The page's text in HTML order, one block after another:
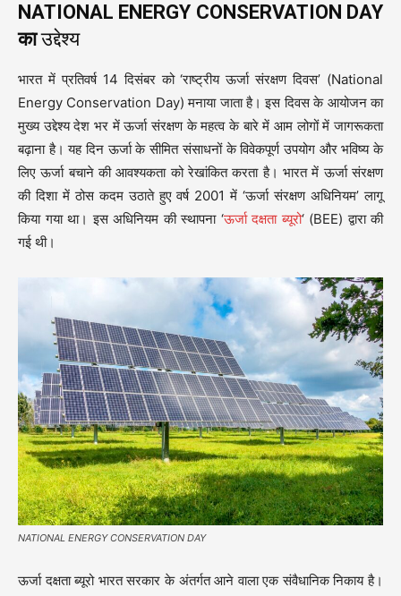
NATIONAL ENERGY CONSERVATION DAY
काउद्देश्य
भारत में प्रतिवर्ष 14 दिसंबर को ‘राष्ट्रीय ऊर्जा संरक्षण दिवस’ (National
Energy Conservation Day) मनाया जाता है। इस दिवस के आयोजन का
मुख्य उद्देश्य देश भर में ऊर्जा संरक्षण के महत्व के बारे में आम लोगों में जागरूकता
बढ़ाना है। यह दिन ऊर्जा के सीमित संसाधनों के विवेकपूर्ण उपयोग और भविष्य के
लिए ऊर्जा बचाने की आवश्यकता को रेखांकित करता है। भारत में ऊर्जा संरक्षण
की दिशा में ठोस कदम उठाते हुए वर्ष 2001 में ‘ऊर्जा संरक्षण अधिनियम’ लागू
किया गया था। इस अधिनियम की स्थापना ‘ऊर्जा दक्षता ब्यूरो‘ (BEE) द्वारा की
गई थी।
NATIONAL ENERGY CONSERVATION DAY
ऊर्जा दक्षता ब्यूरो भारत सरकार के अंतर्गत आने वाला एक संवैधानिक निकाय है।